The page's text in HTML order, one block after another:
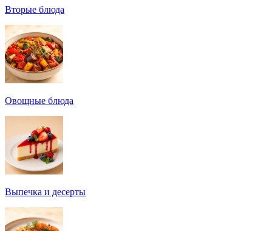
Вторые блюда
Овощные блюда
Выпечка и десерты